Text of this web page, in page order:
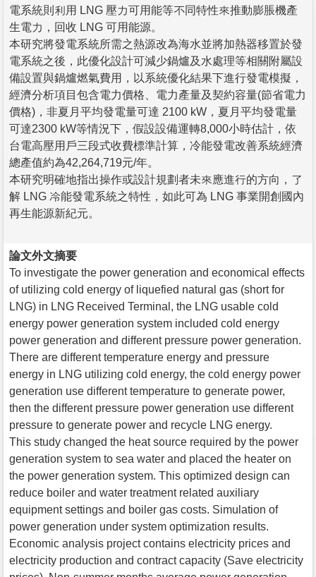
電系統則利用 LNG 壓力可用能等不同特性來推動膨脹機產
生電力，回收 LNG 可用能源。
本研究將發電系統所需之熱源改為海水並將加熱器移置於發
電系統之後，此優化設計可減少鍋爐及水處理等相關附屬設
備設置與鍋爐燃氣費用，以系統優化結果下進行發電模擬，
經濟分析項目包含電力價格、電力產量及契約容量(節省電力
價格)，非夏月平均發電量可達 2100 kW，夏月平均發電量
可達2300 kW等情況下，假設設備運轉8,000小時估計，依
台電高壓用戶三段式收費標準計算，冷能發電改善系統經濟
總產值約為42,264,719元/年。
本研究明確地指出操作或設計規劃者未來應進行的方向，了
解 LNG 冷能發電系統之特性，如此可為 LNG 事業開創國內
再生能源新紀元。
論文外文摘要
To investigate the power generation and economical effects
of utilizing cold energy of liquefied natural gas (short for
LNG) in LNG Received Terminal, the LNG usable cold
energy power generation system included cold energy
power generation and different pressure power generation.
There are different temperature energy and pressure
energy in LNG utilizing cold energy, the cold energy power
generation use different temperature to generate power,
then the different pressure power generation use different
pressure to generate power and recycle LNG energy.
This study changed the heat source required by the power
generation system to sea water and placed the heater on
the power generation system. This optimized design can
reduce boiler and water treatment related auxiliary
equipment settings and boiler gas costs. Simulation of
power generation under system optimization results.
Economic analysis project contains electricity prices and
electricity production and contract capacity (Save electricity